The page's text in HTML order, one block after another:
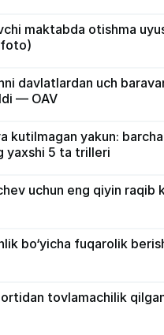
maktabda otishma
davlatlardan uch
— OAV
kutilmagan yakun: barcha
yaxshi 5 ta trilleri
uchun eng qiyin raqib
bo‘yicha fuqarolik
tovlamachilik